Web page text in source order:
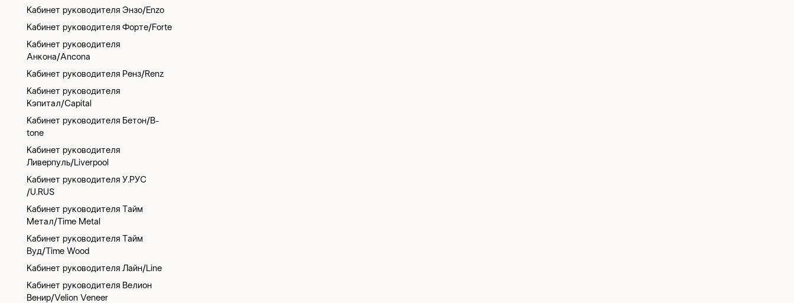
Кабинет руководителя Энзо/Enzo
Кабинет руководителя Форте/Forte
Кабинет руководителя
Анкона/Ancona
Кабинет руководителя Ренз/Renz
Кабинет руководителя
Кэпитал/Capital
Кабинет руководителя Бетон/B-
tone
Кабинет руководителя
Ливерпуль/Liverpool
Кабинет руководителя У.РУС
/U.RUS
Кабинет руководителя Тайм
Метал/Time Metal
Кабинет руководителя Тайм
Вуд/Time Wood
Кабинет руководителя Лайн/Line
Кабинет руководителя Велион
Венир/Velion Veneer